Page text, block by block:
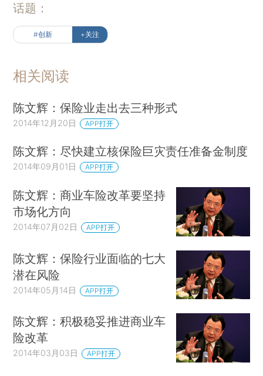
话题：
#创新 +关注
相关阅读
陈文辉：保险业走出去三种形式
2014年12月20日 APP打开
陈文辉：尽快建立核保险巨灾责任准备金制度
2014年09月01日 APP打开
陈文辉：商业车险改革要坚持
市场化方向
2014年07月02日 APP打开
陈文辉：保险行业面临的七大
潜在风险
2014年05月14日 APP打开
陈文辉：积极稳妥推进商业车
险改革
2014年03月03日 APP打开